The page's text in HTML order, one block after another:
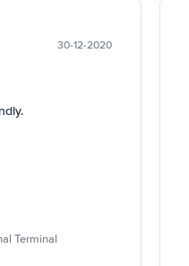
30-12-2020
Terminal